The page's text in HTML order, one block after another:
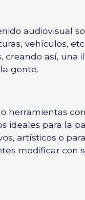
audiovisual
vehículos,
creando así, una
gente.
herramientas
ideales para la
artísticos o
modificar con